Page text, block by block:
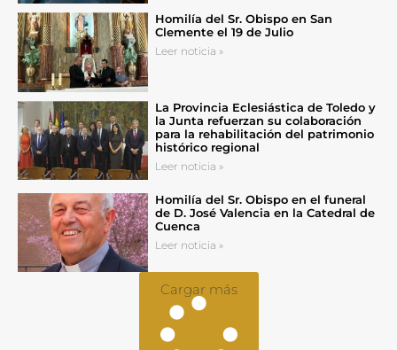
Homilía del Sr. Obispo en San
Clemente el 19 de Julio
Leer noticia »
La Provincia Eclesiástica de Toledo y
la Junta refuerzan su colaboración
para la rehabilitación del patrimonio
histórico regional
Leer noticia »
Homilía del Sr. Obispo en el funeral
de D. José Valencia en la Catedral de
Cuenca
Leer noticia »
Cargar más